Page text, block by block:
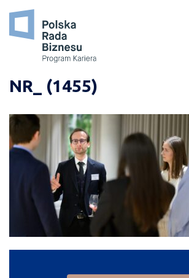
NR_ (1455)
o programie
jak aplikować
staże
porady
gala
media o nas